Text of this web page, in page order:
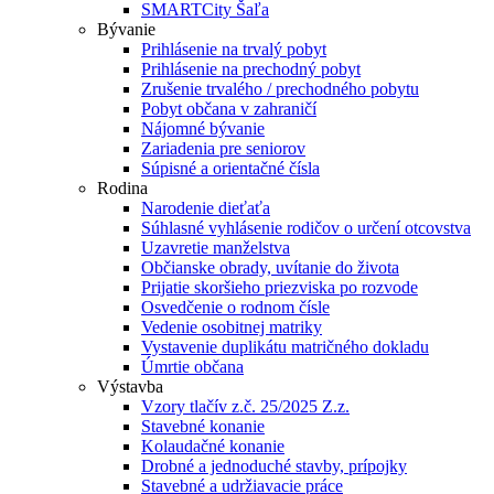
SMARTCity Šaľa
Bývanie
Prihlásenie na trvalý pobyt
Prihlásenie na prechodný pobyt
Zrušenie trvalého / prechodného pobytu
Pobyt občana v zahraničí
Nájomné bývanie
Zariadenia pre seniorov
Súpisné a orientačné čísla
Rodina
Narodenie dieťaťa
Súhlasné vyhlásenie rodičov o určení otcovstva
Uzavretie manželstva
Občianske obrady, uvítanie do života
Prijatie skoršieho priezviska po rozvode
Osvedčenie o rodnom čísle
Vedenie osobitnej matriky
Vystavenie duplikátu matričného dokladu
Úmrtie občana
Výstavba
Vzory tlačív z.č. 25/2025 Z.z.
Stavebné konanie
Kolaudačné konanie
Drobné a jednoduché stavby, prípojky
Stavebné a udržiavacie práce